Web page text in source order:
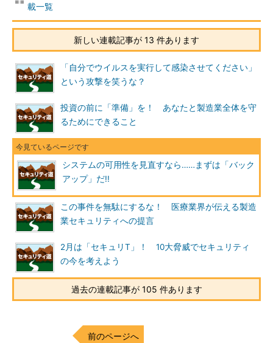
載一覧
新しい連載記事が 13 件あります
「自分でウイルスを実行して感染させてください」
という攻撃を笑うな？
投資の前に「準備」を！ あなたと製造業全体を守
るためにできること
システムの可用性を見直すなら……まずは「バック
アップ」だ!!
この事件を無駄にするな！ 医療業界が伝える製造
業セキュリティへの提言
2月は「セキュリT」！ 10大脅威でセキュリティ
の今を考えよう
過去の連載記事が 105 件あります
前のページへ